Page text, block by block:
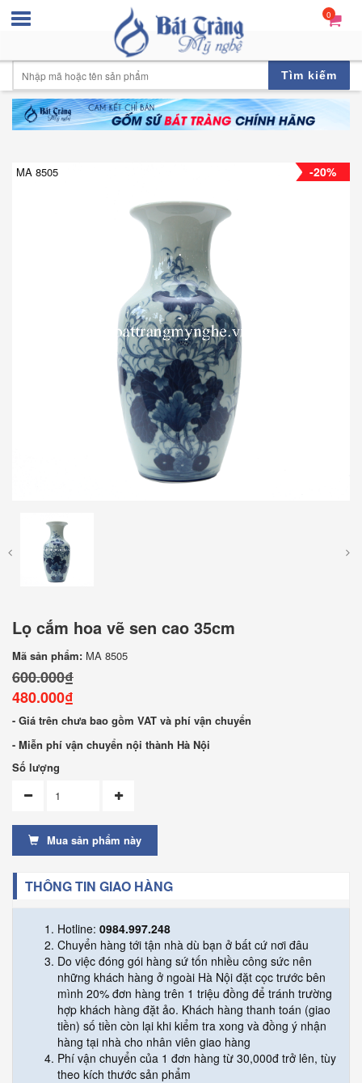
0
Tìm kiếm
-20%
MA 8505
Lọ cắm hoa vẽ sen cao 35cm
Mã sản phẩm: MA 8505
600.000₫
480.000₫
- Giá trên chưa bao gồm VAT và phí vận chuyển
- Miễn phí vận chuyển nội thành Hà Nội
Số lượng
Mua sản phẩm này
THÔNG TIN GIAO HÀNG
Hotline: 0984.997.248
Chuyển hàng tới tận nhà dù bạn ở bất cứ nơi đâu
Do việc đóng gói hàng sứ tốn nhiều công sức nên
những khách hàng ở ngoài Hà Nội đặt cọc trước bên
mình 20% đơn hàng trên 1 triệu đồng để tránh trường
hợp khách hàng đặt ảo. Khách hàng thanh toán (giao
tiền) số tiền còn lại khi kiểm tra xong và đồng ý nhận
hàng tại nhà cho nhân viên giao hàng
Phí vận chuyển của 1 đơn hàng từ 30,000đ trở lên, tùy
theo kích thước sản phẩm